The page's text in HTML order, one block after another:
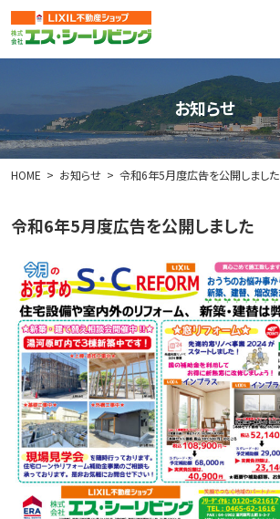
お知らせ
HOME お知らせ 令和6年5月度広告を公開しました
令和6年5月度広告を公開しました